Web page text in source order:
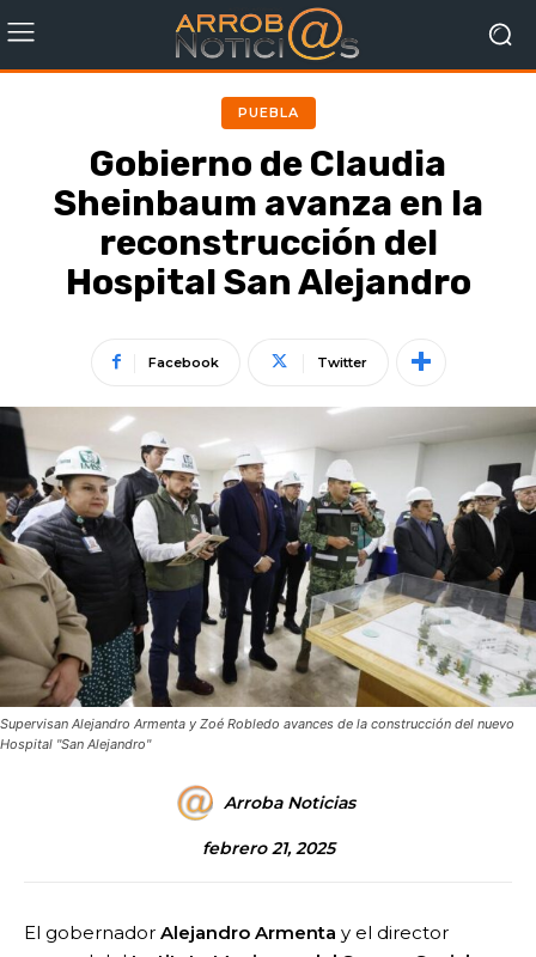
PUEBLA
Gobierno de Claudia
Sheinbaum avanza en la
reconstrucción del
Hospital San Alejandro
Facebook Twitter
Supervisan Alejandro Armenta y Zoé Robledo avances de la construcción del nuevo
Hospital "San Alejandro"
Arroba Noticias
febrero 21, 2025
El gobernador Alejandro Armenta y el director